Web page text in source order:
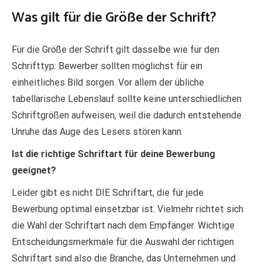
Was gilt für die Größe der Schrift?
Für die Größe der Schrift gilt dasselbe wie für den
Schrifttyp: Bewerber sollten möglichst für ein
einheitliches Bild sorgen. Vor allem der übliche
tabellarische Lebenslauf sollte keine unterschiedlichen
Schriftgrößen aufweisen, weil die dadurch entstehende
Unruhe das Auge des Lesers stören kann.
Ist die richtige Schriftart für deine Bewerbung
geeignet?
Leider gibt es nicht DIE Schriftart, die für jede
Bewerbung optimal einsetzbar ist. Vielmehr richtet sich
die Wahl der Schriftart nach dem Empfänger. Wichtige
Entscheidungsmerkmale für die Auswahl der richtigen
Schriftart sind also die Branche, das Unternehmen und